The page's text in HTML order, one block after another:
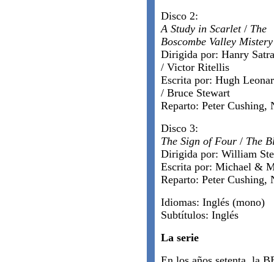
Disco 2:
A Study in Scarlet/ The
Boscombe Valley Mistery
Dirigida por: Hanry
/ Victor Ritellis
Escrita por: Hugh
/ Bruce Stewart
Reparto: Peter Cushing,
Disco 3:
The Sign of Four / The
Dirigida por: William
Escrita por: Michael &
Reparto: Peter Cushing,
Idiomas: Inglés (mono)
Subtítulos: Inglés
La serie